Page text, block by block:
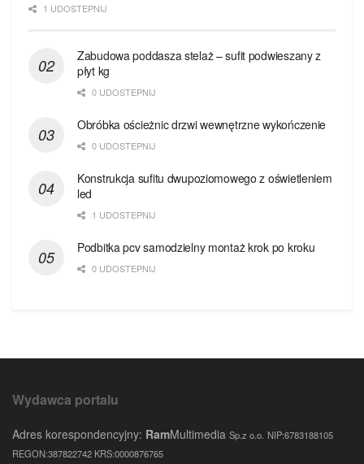
1 UDOSTEPNIJ
Zabudowa poddasza stelaż – sufit podwieszany z
płyt kg
0 UDOSTEPNIJ
Obróbka ościeżnic drzwi wewnętrzne wykończenie
0 UDOSTEPNIJ
Konstrukcja sufitu dwupoziomowego z oświetleniem
led
1 UDOSTEPNIJ
Podbitka pcv samodzielny montaż krok po kroku
0 UDOSTEPNIJ
Wydawca portalu
Adres korespondencyjny: RamMultimedia Sp.z o.o. NIP:6783188105
REGON:387822742 KRS:0000876765